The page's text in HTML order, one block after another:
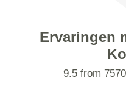
Ervaringen
9.5 from